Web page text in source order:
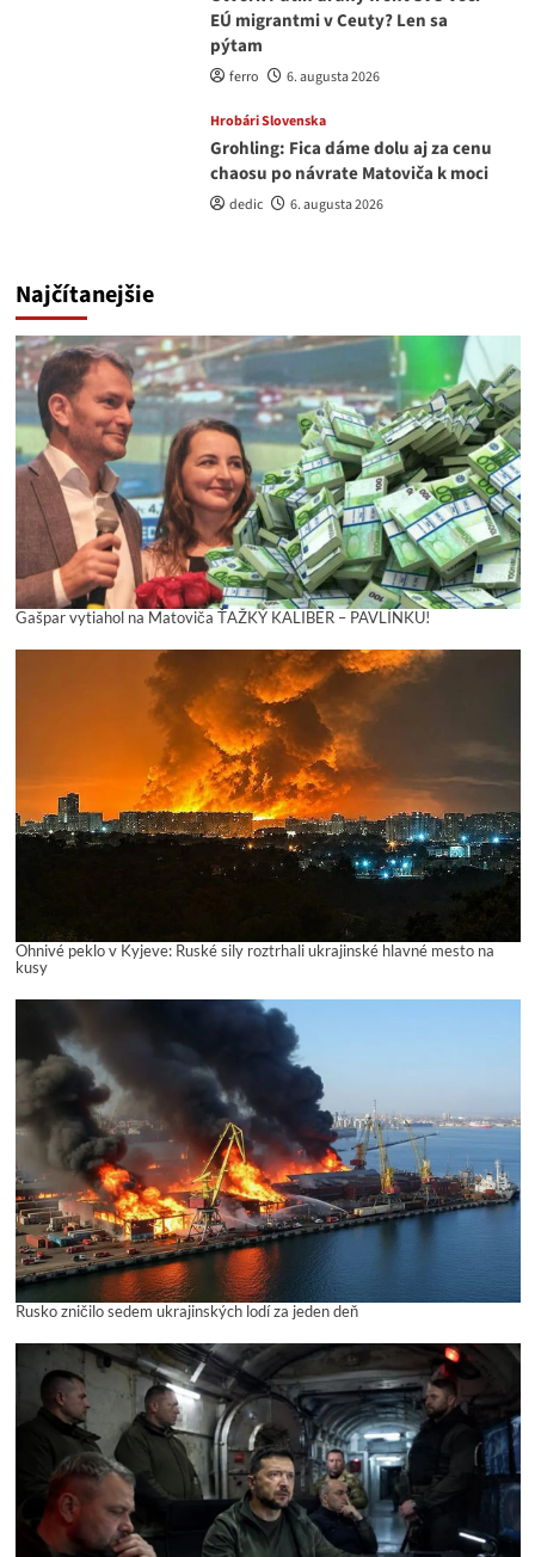
EÚ migrantmi v Ceuty? Len sa
pýtam
ferro 6. augusta 2026
Hrobári Slovenska
Grohling: Fica dáme dolu aj za cenu
chaosu po návrate Matoviča k moci
dedic 6. augusta 2026
Najčítanejšie
Gašpar vytiahol na Matoviča ŤAŽKÝ KALIBER – PAVLÍNKU!
Ohnivé peklo v Kyjeve: Ruské sily roztrhali ukrajinské hlavné mesto na
kusy
Rusko zničilo sedem ukrajinských lodí za jeden deň